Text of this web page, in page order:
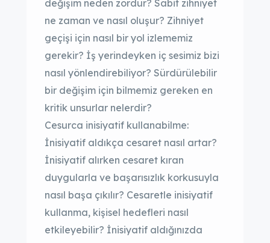
değişim neden zordur? Sabit zihniyet
ne zaman ve nasıl oluşur? Zihniyet
geçişi için nasıl bir yol izlememiz
gerekir? İş yerindeyken iç sesimiz bizi
nasıl yönlendirebiliyor? Sürdürülebilir
bir değişim için bilmemiz gereken en
kritik unsurlar nelerdir?
Cesurca inisiyatif kullanabilme:
İnisiyatif aldıkça cesaret nasıl artar?
İnisiyatif alırken cesaret kıran
duygularla ve başarısızlık korkusuyla
nasıl başa çıkılır? Cesaretle inisiyatif
kullanma, kişisel hedefleri nasıl
etkileyebilir? İnisiyatif aldığınızda